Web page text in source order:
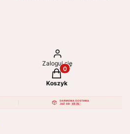
Zaloguj się
Produkty w koszyku:
Koszyk